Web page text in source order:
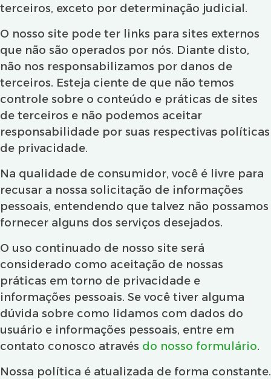
terceiros, exceto por determinação judicial.
O nosso site pode ter links para sites externos
que não são operados por nós. Diante disto,
não nos responsabilizamos por danos de
terceiros. Esteja ciente de que não temos
controle sobre o conteúdo e práticas de sites
de terceiros e não podemos aceitar
responsabilidade por suas respectivas políticas
de privacidade.
Na qualidade de consumidor, você é livre para
recusar a nossa solicitação de informações
pessoais, entendendo que talvez não possamos
fornecer alguns dos serviços desejados.
O uso continuado de nosso site será
considerado como aceitação de nossas
práticas em torno de privacidade e
informações pessoais. Se você tiver alguma
dúvida sobre como lidamos com dados do
usuário e informações pessoais, entre em
contato conosco através do nosso formulário.
Nossa política é atualizada de forma constante.